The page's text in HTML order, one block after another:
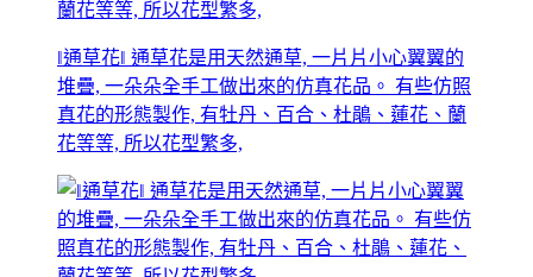
‖通草花‖ 通草花是用天然通草, 一片片小心翼翼的
堆疊, 一朵朵全手工做出來的仿真花品。 有些仿照
真花的形態製作, 有牡丹、百合、杜鵑、蓮花、蘭
花等等, 所以花型繁多,